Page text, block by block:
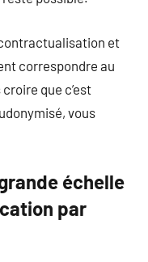
et
correspondre au
que c’est
vous
échelle
par